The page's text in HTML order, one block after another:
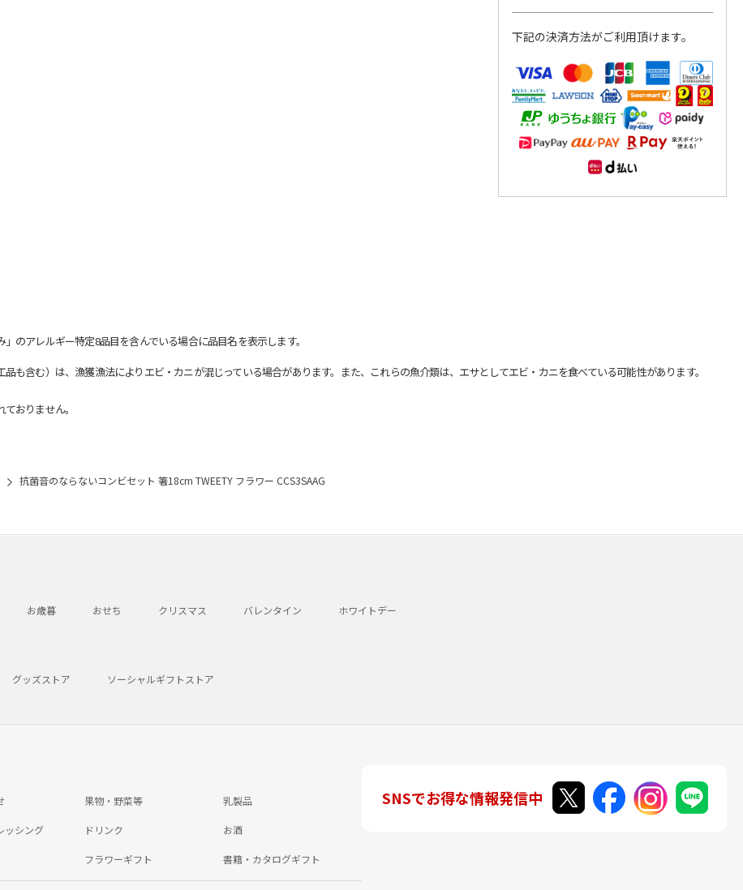
下記の決済方法がご利用頂けます。
のアレルギー特定8品目を含んでいる場合に品目名を表示します。
含む）は、漁獲漁法によりエビ・カニが混じっている場合があります。また、これらの魚介類は、エサとしてエビ・カニを食べている可能性があります。
おりません。
抗菌音のならないコンビセット 箸18cm TWEETY フラワー CCS3SAAG
お歳暮 おせち クリスマス バレンタイン ホワイトデー
グッズストア ソーシャルギフトストア
果物・野菜等 乳製品
ッシング ドリンク お酒
フラワーギフト 書籍・カタログギフト
SNSでお得な情報発信中